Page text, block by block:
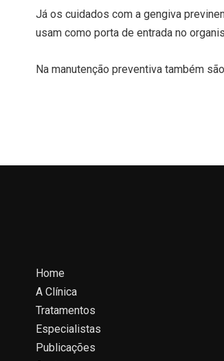
Já os cuidados com a gengiva
usam como porta de entrada no
Na manutenção preventiva também
Home
A Clínica
Tratamentos
Especialistas
Publicações